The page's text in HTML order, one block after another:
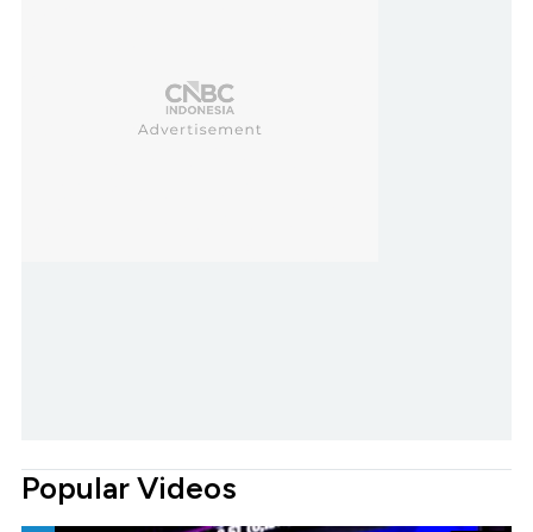
Popular Videos